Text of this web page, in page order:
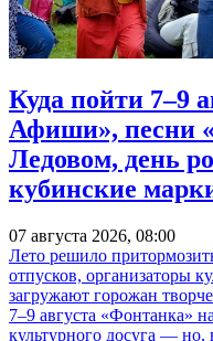
Куда пойти 7–9
Афиши», песни
Ледовом, день
кубинские
07 августа 2026, 08:00
Лето решило
отпусков, организаторы
загружают горожан
7–9 августа «Фонтанка»
культурного досуга — но,